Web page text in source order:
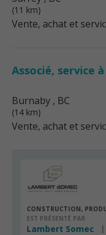
(11 km)
Vente, achat et
Associé, service
Burnaby , BC
(14 km)
Vente, achat et
CONSTRUCTION,
EST PRÉSENTÉ PAR
Lambert Somec